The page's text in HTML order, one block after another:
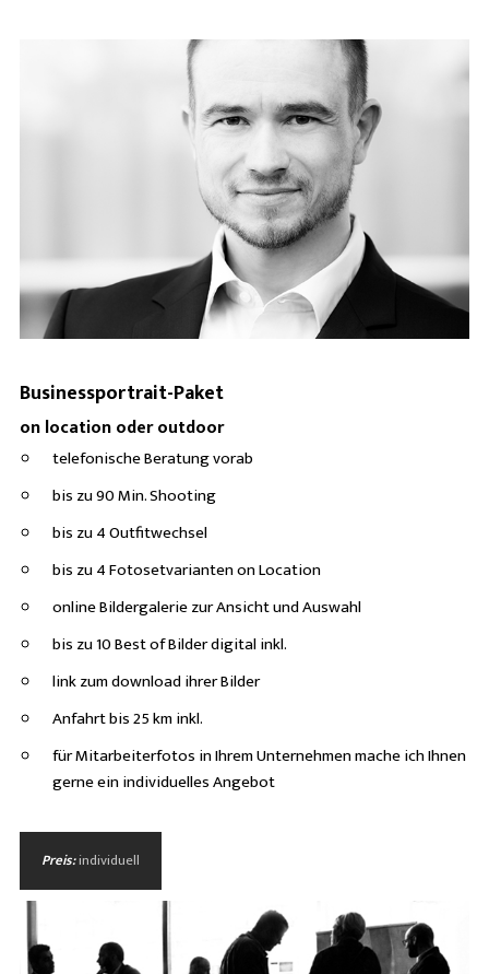
Businessportrait-Paket
on location oder outdoor
telefonische Beratung vorab
bis zu 90 Min. Shooting
bis zu 4 Outfitwechsel
bis zu 4 Fotosetvarianten on Location
online Bildergalerie zur Ansicht und Auswahl
bis zu 10 Best of Bilder digital inkl.
link zum download ihrer Bilder
Anfahrt bis 25 km inkl.
für Mitarbeiterfotos in Ihrem Unternehmen mache ich Ihnen
gerne ein individuelles Angebot
Preis:individuell